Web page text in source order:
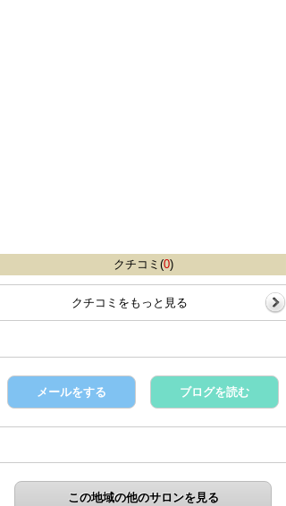
クチコミ(0)
クチコミをもっと見る
メールをする ブログを読む
この地域の他のサロンを見る